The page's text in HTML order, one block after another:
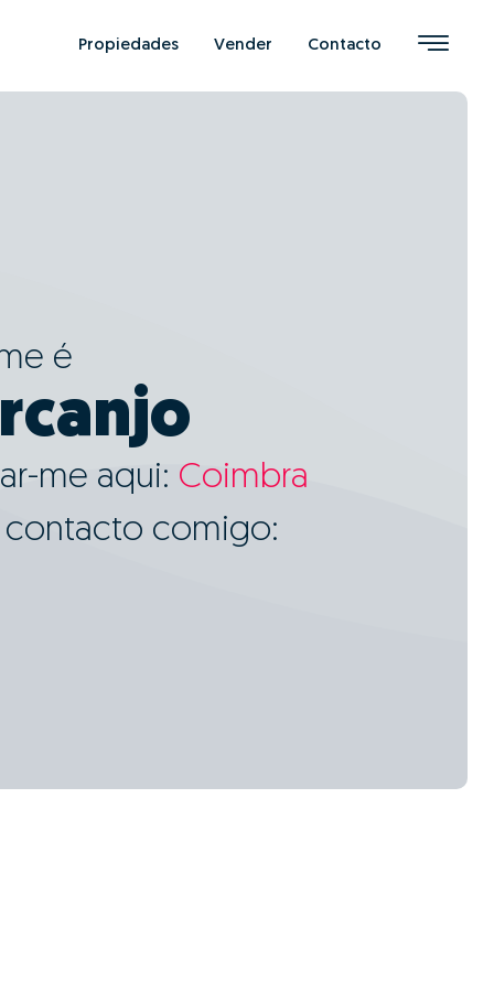
Propiedades Vender Contacto
é
me aqui: Coimbra
contacto comigo: